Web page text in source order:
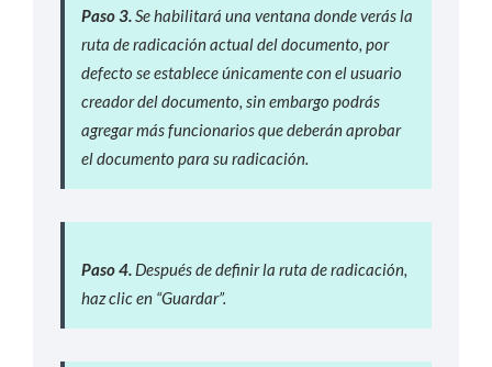
Paso 3.Se habilitará una ventana donde verás la
ruta de radicación actual del documento, por
defecto se establece únicamente con el usuario
creador del documento, sin embargo podrás
agregar más funcionarios que deberán aprobar
el documento para su radicación.
Paso 4. Después de definir la ruta de radicación,
haz clic en “Guardar”.